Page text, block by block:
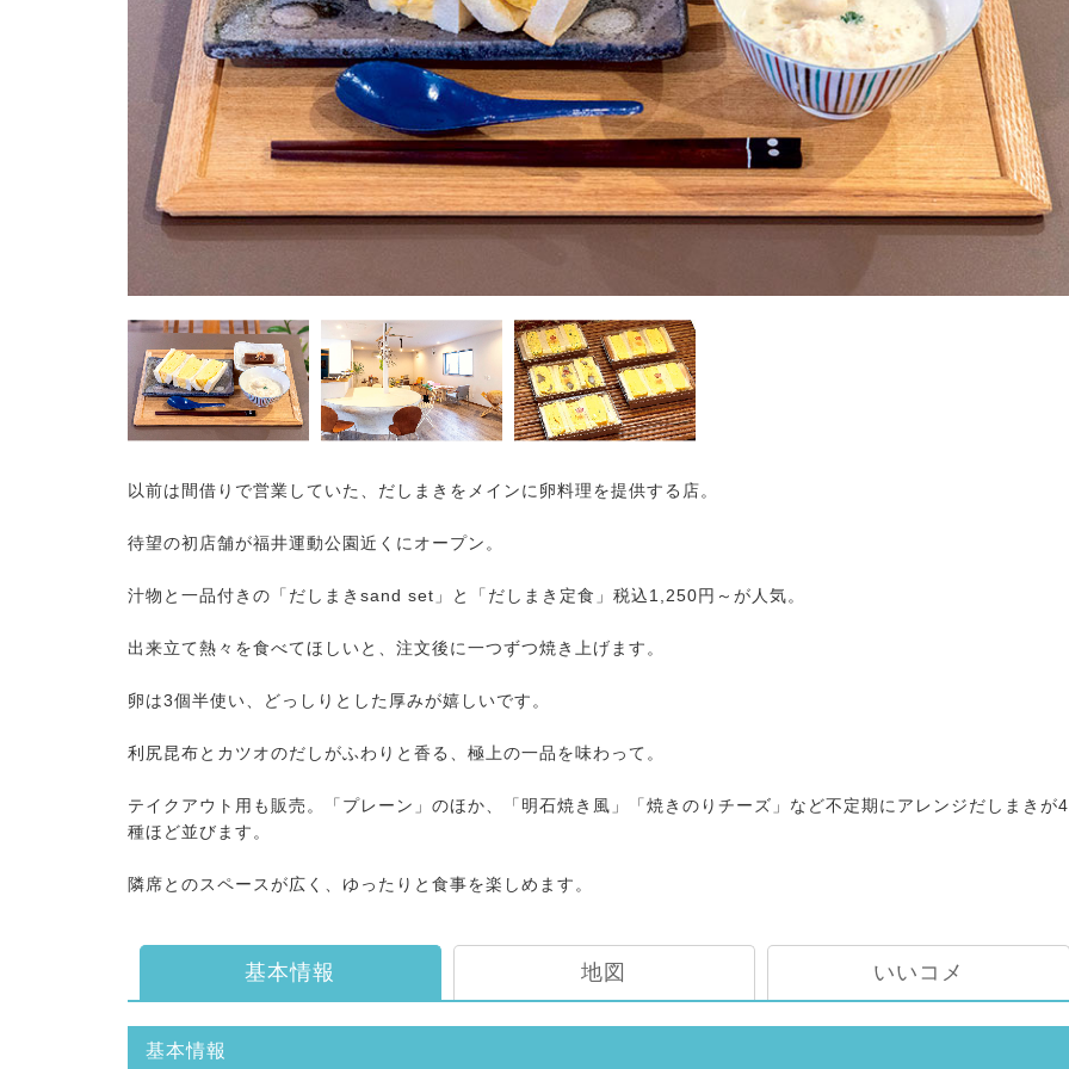
以前は間借りで営業していた、だしまきをメインに卵料理を提供する店。
待望の初店舗が福井運動公園近くにオープン。
汁物と一品付きの「だしまきsand set」と「だしまき定食」税込1,250円～が人気。
出来立て熱々を食べてほしいと、注文後に一つずつ焼き上げます。
卵は3個半使い、どっしりとした厚みが嬉しいです。
利尻昆布とカツオのだしがふわりと香る、極上の一品を味わって。
テイクアウト用も販売。「プレーン」のほか、「明石焼き風」「焼きのりチーズ」など不定期にアレンジだしまきが4
種ほど並びます。
隣席とのスペースが広く、ゆったりと食事を楽しめます。
基本情報 地図 いいコメ
基本情報